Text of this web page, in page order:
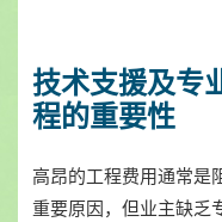
技术支援及专
程的重要性
高昂的工程费用通常是
重要原因，但业主缺乏